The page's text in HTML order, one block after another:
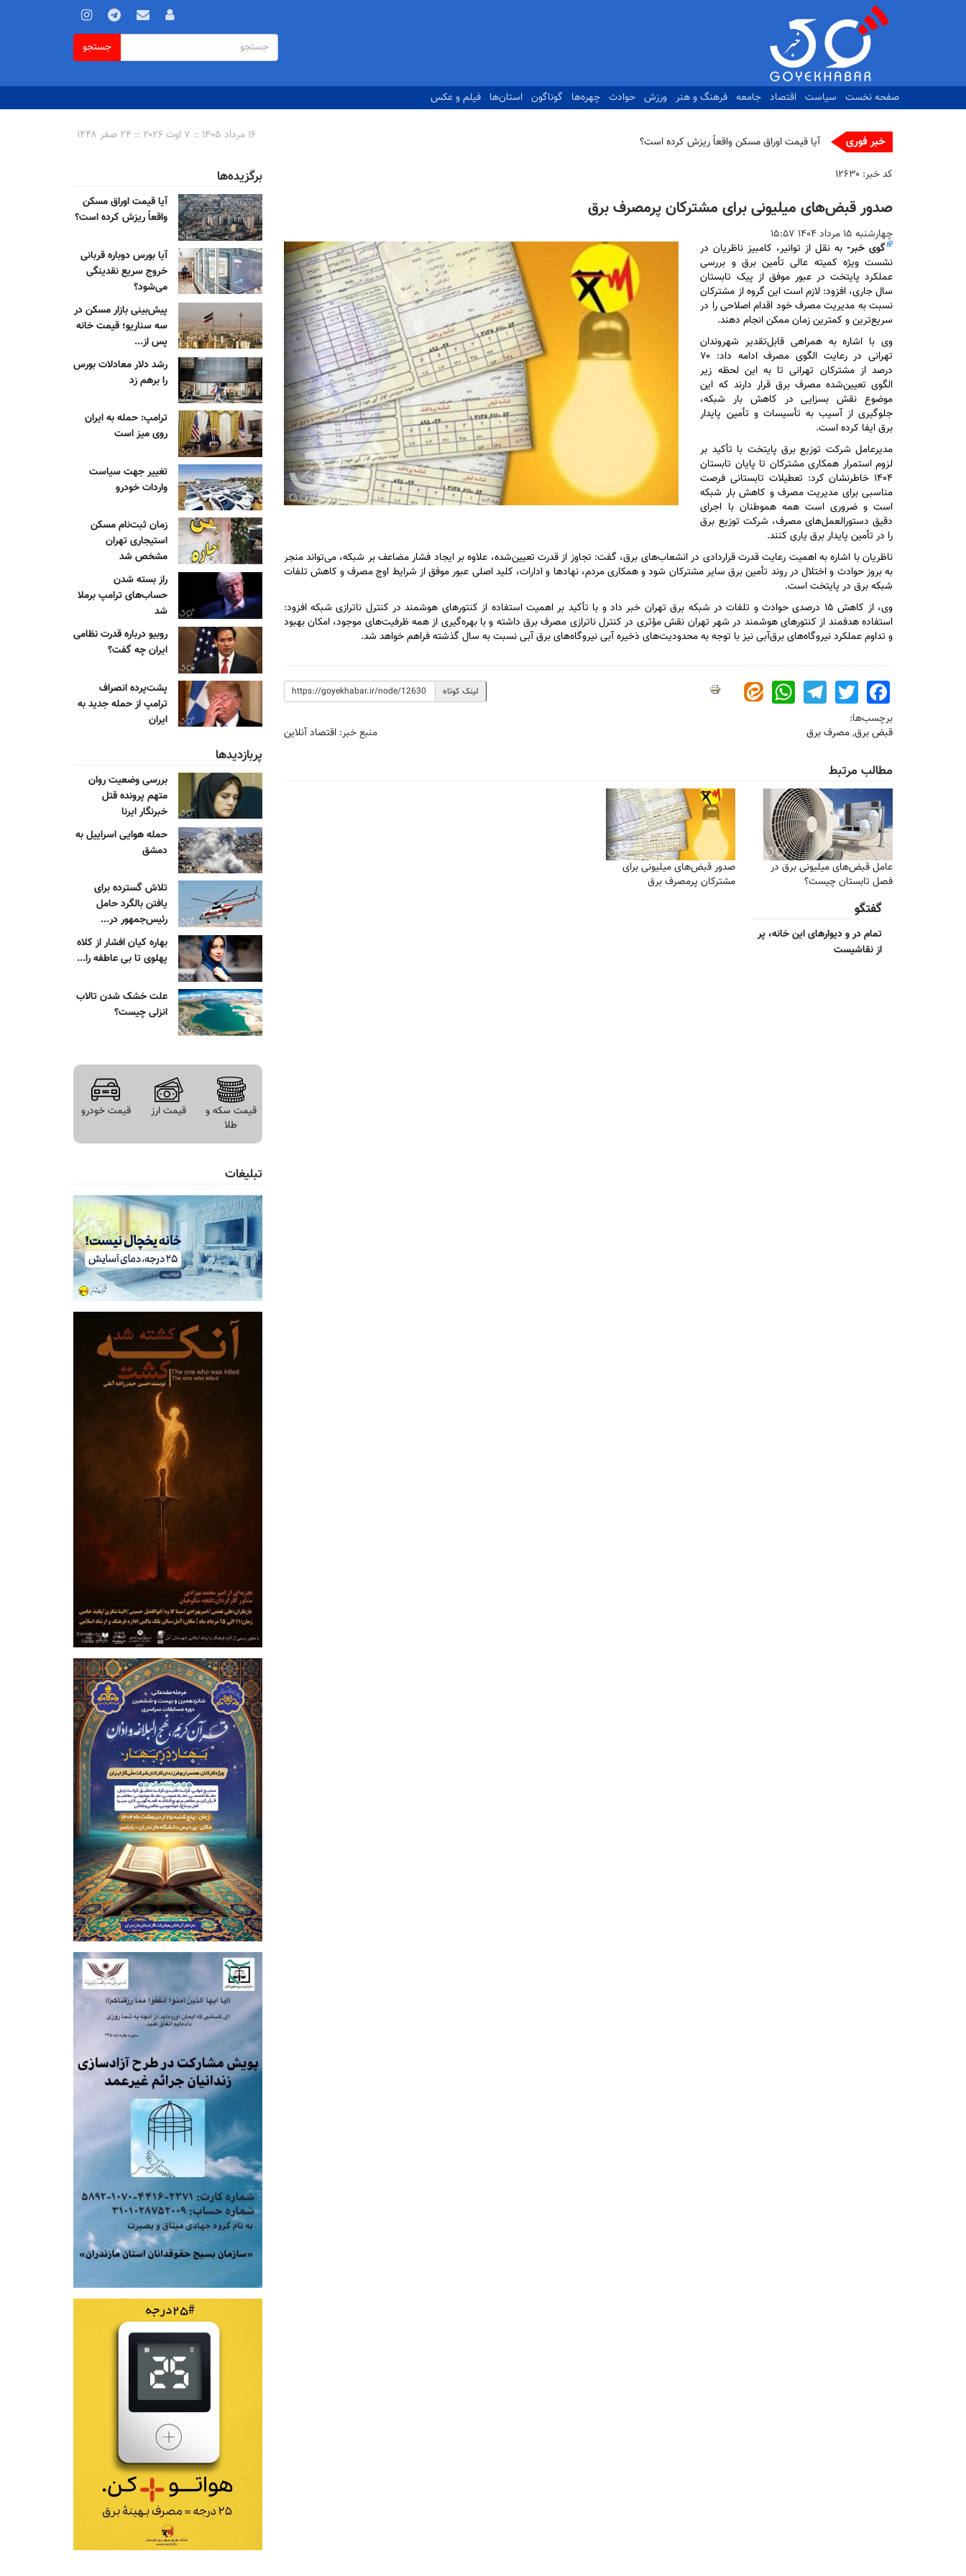
فرم
جستجو
جستجو
صفحه نخست سیاست اقتصاد جامعه فرهنگ و هنر ورزش حوادث چهره‌ها گوناگون استان‌ها فیلم و عکس
خبر فوری آیا قیمت اوراق مسکن واقعاً ریزش کرده است؟ ۱۶ مرداد ۱۴۰۵ :: ۷ اوت ۲۰۲۶ :: ۲۴ صفر ۱۴۴۸
کد خبر: ۱۲۶۳۰
صدور قبض‌های میلیونی برای مشترکان پرمصرف برق
چهارشنبه ۱۵ مرداد ۱۴۰۴ ۱۵:۵۷
گوی خبر- به نقل از توانیر، کامبیز ناظریان در
نشست ویژه کمیته عالی تأمین برق و بررسی
عملکرد پایتخت در عبور موفق از پیک تابستان
سال جاری، افزود: لازم است این گروه از مشترکان
نسبت به مدیریت مصرف خود اقدام اصلاحی را در
سریع‌ترین و کمترین زمان ممکن انجام دهند.
وی با اشاره به همراهی قابل‌تقدیر شهروندان
تهرانی در رعایت الگوی مصرف ادامه داد: ۷۰
درصد از مشترکان تهرانی تا به این لحظه زیر
الگوی تعیین‌شده مصرف برق قرار دارند که این
موضوع نقش بسزایی در کاهش بار شبکه،
جلوگیری از آسیب به تأسیسات و تأمین پایدار
برق ایفا کرده است.
مدیرعامل شرکت توزیع برق پایتخت با تأکید بر
لزوم استمرار همکاری مشترکان تا پایان تابستان
۱۴۰۴ خاطرنشان کرد: تعطیلات تابستانی فرصت
مناسبی برای مدیریت مصرف و کاهش بار شبکه
است و ضروری است همه هموطنان با اجرای
دقیق دستورالعمل‌های مصرف، شرکت توزیع برق
را در تأمین پایدار برق یاری کنند.
ناظریان با اشاره به اهمیت رعایت قدرت قراردادی در انشعاب‌های برق، گفت: تجاوز از قدرت تعیین‌شده، علاوه بر ایجاد فشار مضاعف بر شبکه، می‌تواند منجر
به بروز حوادث و اختلال در روند تأمین برق سایر مشترکان شود و همکاری مردم، نهاد‌ها و ادارات، کلید اصلی عبور موفق از شرایط اوج مصرف و کاهش تلفات
شبکه برق در پایتخت است.
وی، از کاهش ۱۵ درصدی حوادث و تلفات در شبکه برق تهران خبر داد و با تأکید بر اهمیت استفاده از کنتور‌های هوشمند در کنترل ناترازی شبکه افزود:
استفاده هدفمند از کنتور‌های هوشمند در شهر تهران نقش مؤثری در کنترل ناترازی مصرف برق داشته و با بهره‌گیری از همه ظرفیت‌های موجود، امکان بهبود
و تداوم عملکرد نیروگاه‌های برق‌آبی نیز با توجه به محدودیت‌های ذخیره آبی نیروگاه‌های برق آبی نسبت به سال گذشته فراهم خواهد شد.
لینک کوتاه Facebook
Twitter
Telegram
WhatsApp
برچسب‌ها:
قبض برق,مصرف برق منبع خبر:اقتصاد آنلاین
مطالب مرتبط
عامل قبض‌های میلیونی برق در
فصل تابستان چیست؟
صدور قبض‌های میلیونی برای
مشترکان پرمصرف برق
گفتگو
تمام در و دیوارهای این خانه، پر
از نقاشیست
برگزیده‌ها
آیا قیمت اوراق مسکن
واقعاً ریزش کرده است؟
آیا بورس دوباره قربانی
خروج سریع نقدینگی
می‌شود؟
پیش‌بینی بازار مسکن در
سه سناریو؛ قیمت خانه
پس از...
رشد دلار معادلات بورس
را برهم زد
ترامپ: حمله به ایران
روی میز است
تغییر جهت سیاست
واردات خودرو
زمان ثبت‌نام مسکن
استیجاری تهران
مشخص شد
راز بسته شدن
حساب‌های ترامپ برملا
شد
روبیو درباره قدرت نظامی
ایران چه گفت؟
پشت‌پرده انصراف
ترامپ از حمله جدید به
ایران
پربازدیدها
بررسی وضعیت روان
متهم پرونده قتل
خبرنگار ایرنا
حمله هوایی اسراییل به
دمشق
تلاش گسترده برای
یافتن بالگرد حامل
رئیس‌جمهور در...
بهاره کیان افشار از کلاه
پهلوی تا بی عاطفه را...
علت خشک شدن تالاب
انزلی چیست؟
قیمت سکه و
طلا
قیمت ارز قیمت خودرو
تبلیغات